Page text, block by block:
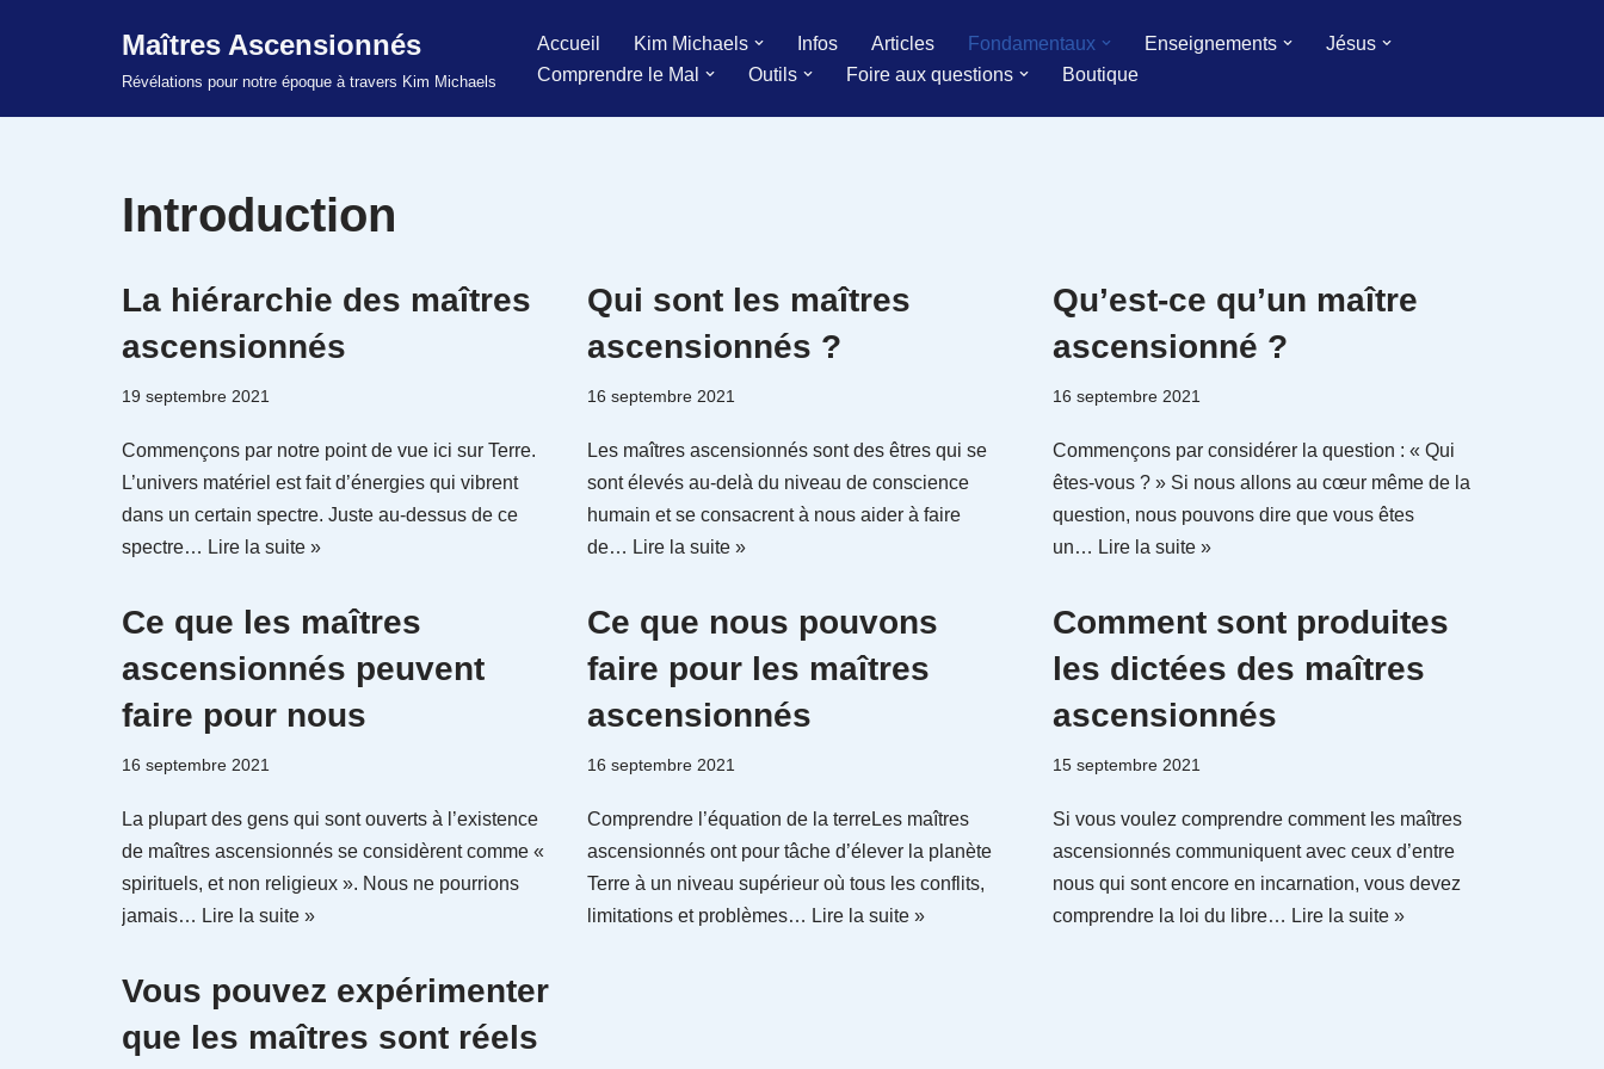
Maîtres Ascensionnés
Révélations pour notre époque à travers Kim Michaels
Accueil Kim Michaels Infos Articles Fondamentaux Enseignements
Jésus
Comprendre le Mal
Outils Foire aux questions Boutique
Introduction
La hiérarchie des maîtres
ascensionnés
19 septembre 2021
Commençons par notre point de vue ici sur Terre.
L’univers matériel est fait d’énergies qui vibrent
dans un certain spectre. Juste au-dessus de ce
spectre… Lire la suite »
Qui sont les maîtres
ascensionnés ?
16 septembre 2021
Les maîtres ascensionnés sont des êtres qui se
sont élevés au-delà du niveau de conscience
humain et se consacrent à nous aider à faire
de… Lire la suite »
Qu’est-ce qu’un maître
ascensionné ?
16 septembre 2021
Commençons par considérer la question : « Qui
êtes-vous ? » Si nous allons au cœur même de la
question, nous pouvons dire que vous êtes
un… Lire la suite »
Ce que les maîtres
ascensionnés peuvent
faire pour nous
16 septembre 2021
La plupart des gens qui sont ouverts à l’existence
de maîtres ascensionnés se considèrent comme «
spirituels, et non religieux ». Nous ne pourrions
jamais… Lire la suite »
Ce que nous pouvons
faire pour les maîtres
ascensionnés
16 septembre 2021
Comprendre l’équation de la terreLes maîtres
ascensionnés ont pour tâche d’élever la planète
Terre à un niveau supérieur où tous les conflits,
limitations et problèmes… Lire la suite »
Comment sont produites
les dictées des maîtres
ascensionnés
15 septembre 2021
Si vous voulez comprendre comment les maîtres
ascensionnés communiquent avec ceux d’entre
nous qui sont encore en incarnation, vous devez
comprendre la loi du libre… Lire la suite »
Vous pouvez expérimenter
que les maîtres sont réels